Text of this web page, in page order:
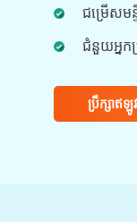
ជម្រើសមន្
ជំនួយអ្នក
ប្រឹក្សាឥឡូ